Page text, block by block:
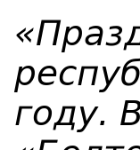
году.